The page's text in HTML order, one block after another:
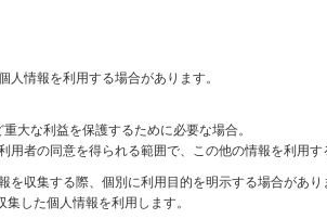
情報を利用する場合があります。
大な利益を保護するために必要な場合。
者の同意を得られる範囲で、この他の情報を利用す
を収集する際、個別に利用目的を明示する場合があ
した個人情報を利用します。